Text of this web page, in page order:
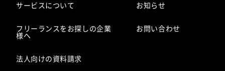
サービスについて
フリーランスをお探しの企業
様へ
法人向けの資料請求
お知らせ
お問い合わせ